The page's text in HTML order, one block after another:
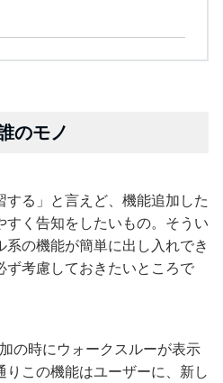
のモノ
る」と言えど、機能追加した
すく告知をしたいもの。そうい
の機能が簡単に出し入れでき
ず考慮しておきたいところで
の時にウォークスルーが表示
りこの機能はユーザーに、新し